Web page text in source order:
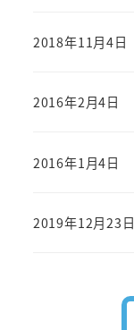
投稿日
2018年11月4日
投稿日
2016年2月4日
投稿日
2016年1月4日
投稿日
2019年12月23日